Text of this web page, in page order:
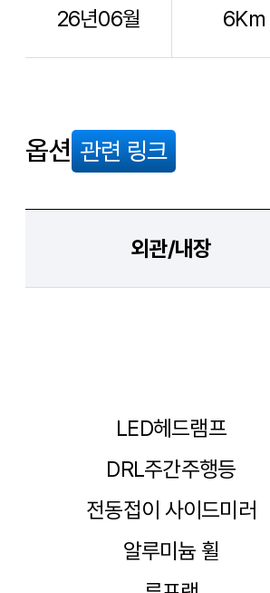
26년06월 6Km
옵션 관련 링크
외관/내장
LED헤드램프
DRL주간주행등
전동접이 사이드미러
알루미늄 휠